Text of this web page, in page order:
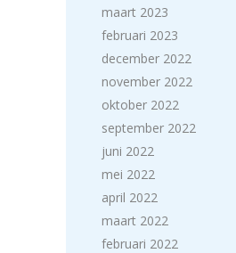
maart 2023
februari 2023
december 2022
november 2022
oktober 2022
september 2022
juni 2022
mei 2022
april 2022
maart 2022
februari 2022